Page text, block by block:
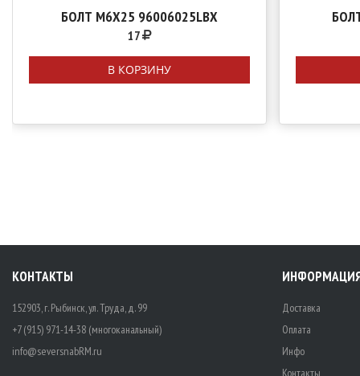
БОЛТ М6Х25 96006025LBX
17
В КОРЗИНУ
КОНТАКТЫ
152903, г. Рыбинск, ул. Труда, д. 99
+7 (915) 971-14-38 (многоканальный)
info@seversnabRM.ru
Доставка
Оплата
Инфо
Контакты